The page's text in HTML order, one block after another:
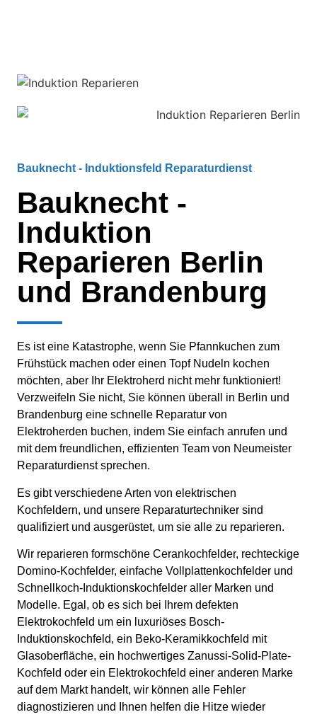
Bauknecht - Induktionsfeld Reparaturdienst
Bauknecht -
Induktion
Reparieren Berlin
und Brandenburg
Es ist eine Katastrophe, wenn Sie Pfannkuchen zum
Frühstück machen oder einen Topf Nudeln kochen
möchten, aber Ihr Elektroherd nicht mehr funktioniert!
Verzweifeln Sie nicht, Sie können überall in Berlin und
Brandenburg eine schnelle Reparatur von
Elektroherden buchen, indem Sie einfach anrufen und
mit dem freundlichen, effizienten Team von Neumeister
Reparaturdienst sprechen.
Es gibt verschiedene Arten von elektrischen
Kochfeldern, und unsere Reparaturtechniker sind
qualifiziert und ausgerüstet, um sie alle zu reparieren.
Wir reparieren formschöne Cerankochfelder, rechteckige
Domino-Kochfelder, einfache Vollplattenkochfelder und
Schnellkoch-Induktionskochfelder aller Marken und
Modelle. Egal, ob es sich bei Ihrem defekten
Elektrokochfeld um ein luxuriöses Bosch-
Induktionskochfeld, ein Beko-Keramikkochfeld mit
Glasoberfläche, ein hochwertiges Zanussi-Solid-Plate-
Kochfeld oder ein Elektrokochfeld einer anderen Marke
auf dem Markt handelt, wir können alle Fehler
diagnostizieren und Ihnen helfen die Hitze wieder